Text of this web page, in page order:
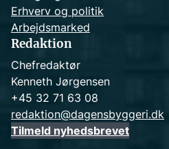
Erhverv og politik
Arbejdsmarked
Redaktion
Chefredaktør
Kenneth Jørgensen
+45 32 71 63 08
redaktion@dagensbyggeri.dk
Tilmeld nyhedsbrevet